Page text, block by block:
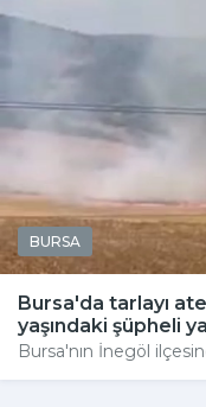
BURSA
Bursa'da tarlayı
yaşındaki şüpheli
Bursa'nın İnegöl